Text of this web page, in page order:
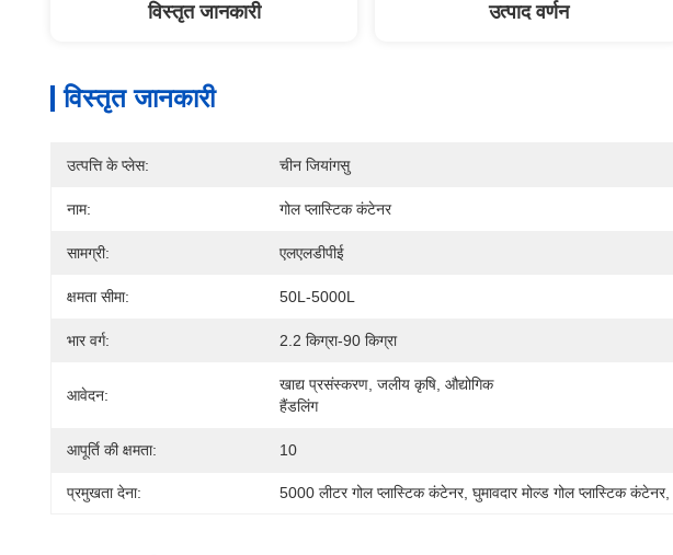
विस्तृत जानकारी उत्पाद वर्णन
विस्तृत जानकारी
उत्पत्ति के प्लेस: चीन जियांगसु
नाम: गोल प्लास्टिक कंटेनर
सामग्री: एलएलडीपीई
क्षमता सीमा: 50L-5000L
भार वर्ग: 2.2 किग्रा-90 किग्रा
आवेदन:
खाद्य प्रसंस्करण, जलीय कृषि, औद्योगिक
हैंडलिंग
आपूर्ति की क्षमता: 10
प्रमुखता देना: 5000 लीटर गोल प्लास्टिक कंटेनर, घुमावदार मोल्ड गोल प्लास्टिक कंटेनर,